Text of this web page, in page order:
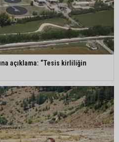
olay: Önce çaldılar, sonra
diye uyardılar
Şevkin: “Mısırın alım fiyatı en az 17 lira
kadının arsa satışında yeni perde:
reddetti
açıklama: “Tesis kirliliğin